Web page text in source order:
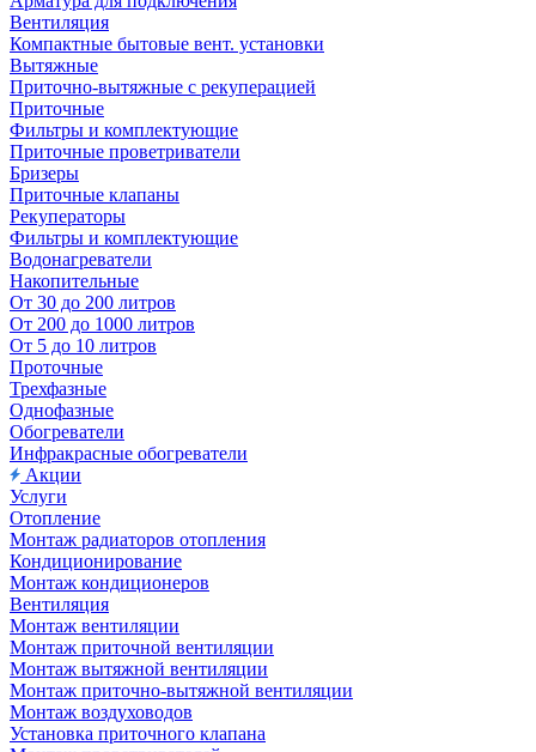
Вентиляция
Компактные бытовые вент. установки
Вытяжные
Приточно-вытяжные с рекуперацией
Приточные
Фильтры и комплектующие
Приточные проветриватели
Бризеры
Приточные клапаны
Рекуператоры
Фильтры и комплектующие
Водонагреватели
Накопительные
От 30 до 200 литров
От 200 до 1000 литров
От 5 до 10 литров
Проточные
Трехфазные
Однофазные
Обогреватели
Инфракрасные обогреватели
Акции
Услуги
Отопление
Монтаж радиаторов отопления
Кондиционирование
Монтаж кондиционеров
Вентиляция
Монтаж вентиляции
Монтаж приточной вентиляции
Монтаж вытяжной вентиляции
Монтаж приточно-вытяжной вентиляции
Монтаж воздуховодов
Установка приточного клапана